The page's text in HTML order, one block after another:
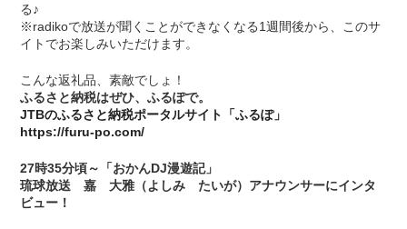
る♪
※radikoで放送が聞くことができなくなる1週間後から、このサ
イトでお楽しみいただけます。
こんな返礼品、素敵でしょ！
ふるさと納税はぜひ、ふるぽで。
JTBのふるさと納税ポータルサイト「ふるぽ」
https://furu-po.com/
27時35分頃～「おかんDJ漫遊記」
琉球放送 嘉 大雅（よしみ たいが）アナウンサーにインタ
ビュー！